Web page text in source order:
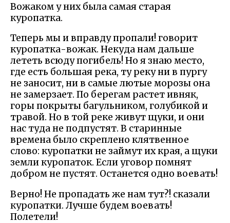
Вожаком у них была самая старая
куропатка.
Теперь мы и вправду пропали! говорит
куропатка-вожак. Некуда нам дальше
лететь всюду погибель! Но я знаю место,
где есть большая река, ту реку ни в пургу
не заносит, ни в самые лютые морозы она
не замерзает. По берегам растет ивняк,
горы покрыты багульником, голубикой и
травой. Но в той реке живут щуки, и они
нас туда не подпустят. В старинные
времена было скреплено клятвенное
слово: куропатки не займут их края, а щуки
земли куропаток. Если уговор помнят
добром не пустят. Останется одно воевать!
Верно! Не пропадать же нам тут?! сказали
куропатки. Лучше будем воевать!
Полетели!